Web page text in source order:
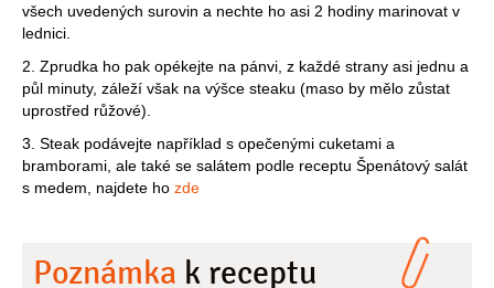
všech uvedených surovin a nechte ho asi 2 hodiny marinovat v
lednici.
2. Zprudka ho pak opékejte na pánvi, z každé strany asi jednu a
půl minuty, záleží však na výšce steaku (maso by mělo zůstat
uprostřed růžové).
3. Steak podávejte například s opečenými cuketami a
bramborami, ale také se salátem podle receptu Špenátový salát
s medem, najdete ho zde
Poznámka k receptu